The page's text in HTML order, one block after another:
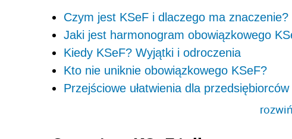
Czym jest KSeF i dlaczego ma znaczenie?
Jaki jest harmonogram obowiązkowego
Kiedy KSeF? Wyjątki i odroczenia
Kto nie uniknie obowiązkowego KSeF?
Przejściowe ułatwienia dla przedsiębiorców
rozwiń